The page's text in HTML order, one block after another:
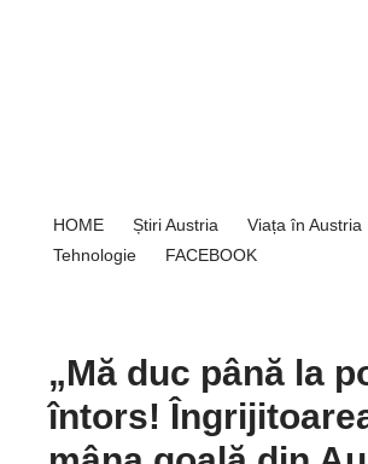
HOME Știri Austria Viața în Austria
Tehnologie
FACEBOOK
„Mă duc până la
întors!